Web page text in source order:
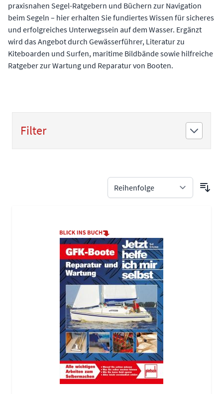
praxisnahen Segel-Ratgebern und Büchern zur Navigation
beim Segeln – hier erhalten Sie fundiertes Wissen für sicheres
und erfolgreiches Unterwegssein auf dem Wasser. Ergänzt
wird das Angebot durch Gewässerführer, Literatur zu
Kiteboarden und Surfen, maritime Bildbände sowie hilfreiche
Ratgeber zur Wartung und Reparatur von Booten.
Filter